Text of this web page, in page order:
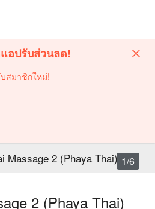
อปรับส่วนลด!
สมาชิกใหม่!
Massage 2 (Phaya Thai)
2 (Phaya Thai)
1/6